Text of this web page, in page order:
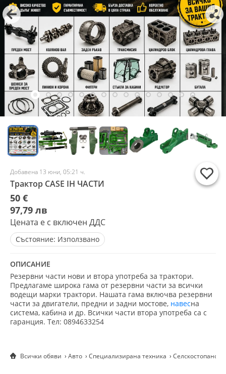
Добавена 13 юни, 05:21 ч.
Трактор CASE IH ЧАСТИ
50 €
97,79 лв
Цената е с включен ДДС
Състояние: Използвано
ОПИСАНИЕ
Резервни части нови и втора употреба за трактори.
Предлагаме широка гама от резервни части за всички
водещи марки трактори. Нашата гама включва резервни
части за двигатели, предни и задни мостове, навесна
система, кабина и др. Всички части втора употреба са с
гаранция. Тел: 0894633254
Всички обяви Авто Специализирана техника Селскостопанска